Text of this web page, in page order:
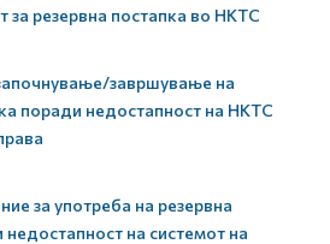
за резервна постапка во НКТС
завршување на
поради недостапност на НКТС
за употреба на резервна
на системот на